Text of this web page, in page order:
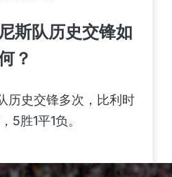
斯队历史交锋如
？
历史交锋多次，比利时
5胜1平1负。